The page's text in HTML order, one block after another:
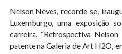
Nelson Neves, recorde-se,
Luxemburgo, uma exposição
carreira. “Retrospectiva
patente na Galeria de Art H2O,